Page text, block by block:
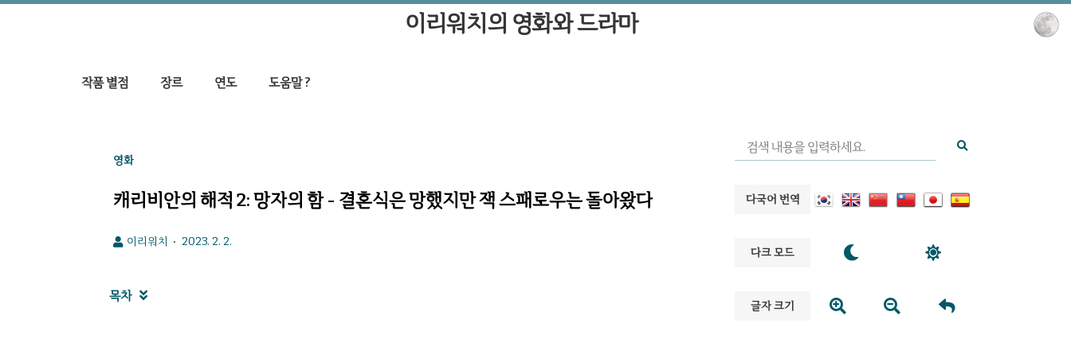
이리워치의 영화와 드라마
작품 별점 장르 연도 도움말 ?
다국어 번역
다크 모드  
글자 크기   
영화
캐리비안의 해적 2: 망자의 함 - 결혼식은 망했지만 잭 스패로우는 돌아왔다
이리워치 2023. 2. 2.
목차 